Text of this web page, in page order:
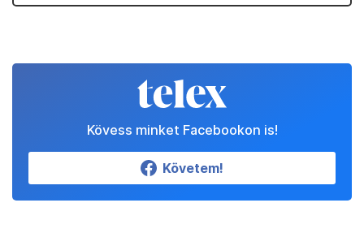
Kövess minket Facebookon is!
Követem!